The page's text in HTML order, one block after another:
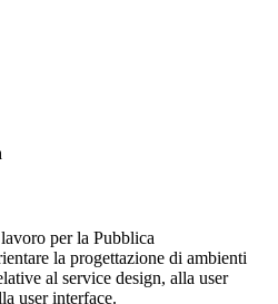
per la Pubblica
la progettazione di ambienti
al service design, alla user
user interface.